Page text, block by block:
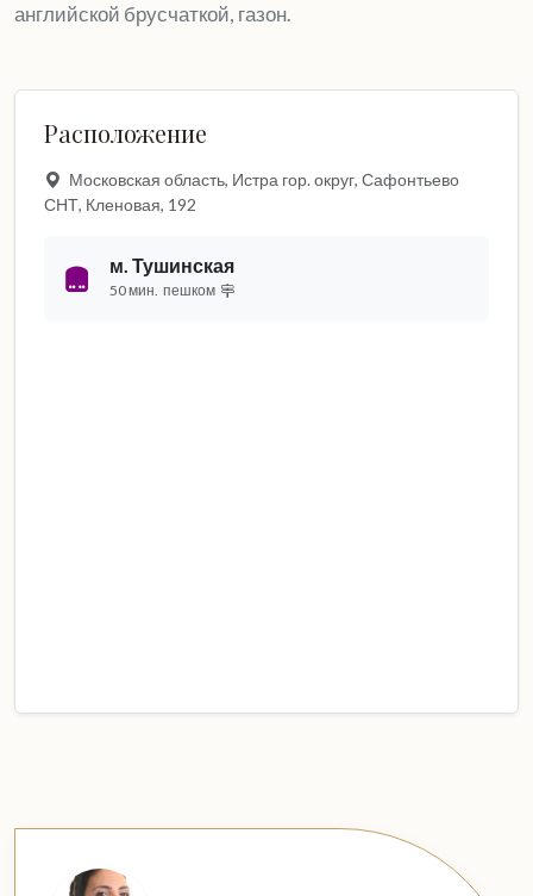
английской брусчаткой, газон.
Расположение
Московская область, Истра гор. округ, Сафонтьево
СНТ, Кленовая, 192
м. Тушинская
50 мин. пешком